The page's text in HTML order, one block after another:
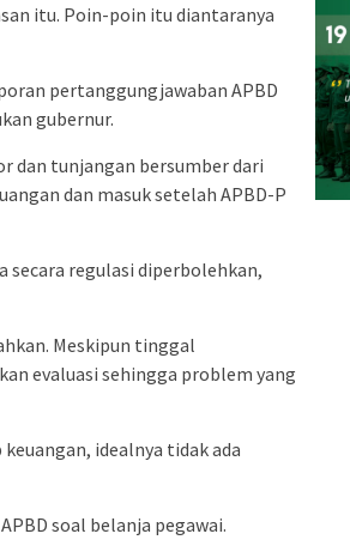
itu. Poin-poin itu diantaranya
pertanggungjawaban APBD
gubernur.
dan tunjangan bersumber dari
dan masuk setelah APBD-P
secara regulasi diperbolehkan,
Meskipun tinggal
evaluasi sehingga problem yang
idealnya tidak ada
soal belanja pegawai.